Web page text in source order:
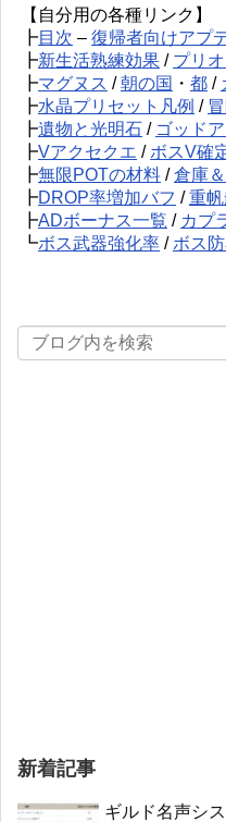
【自分用の各種リンク】
┣目次 – 復帰者向けアプ
┣新生活熟練効果 / プリ
┣マグヌス /朝の国 ・ 都 /
┣水晶プリセット凡例 /
┣遺物と光明石 / ゴッド
┣Vアクセクエ / ボスV確
┣無限POTの材料 /倉庫
┣DROP率増加バフ /重
┣ADボーナス一覧 / カプ
┗ボス武器強化率 / ボス
新着記事
ギルド名声シ